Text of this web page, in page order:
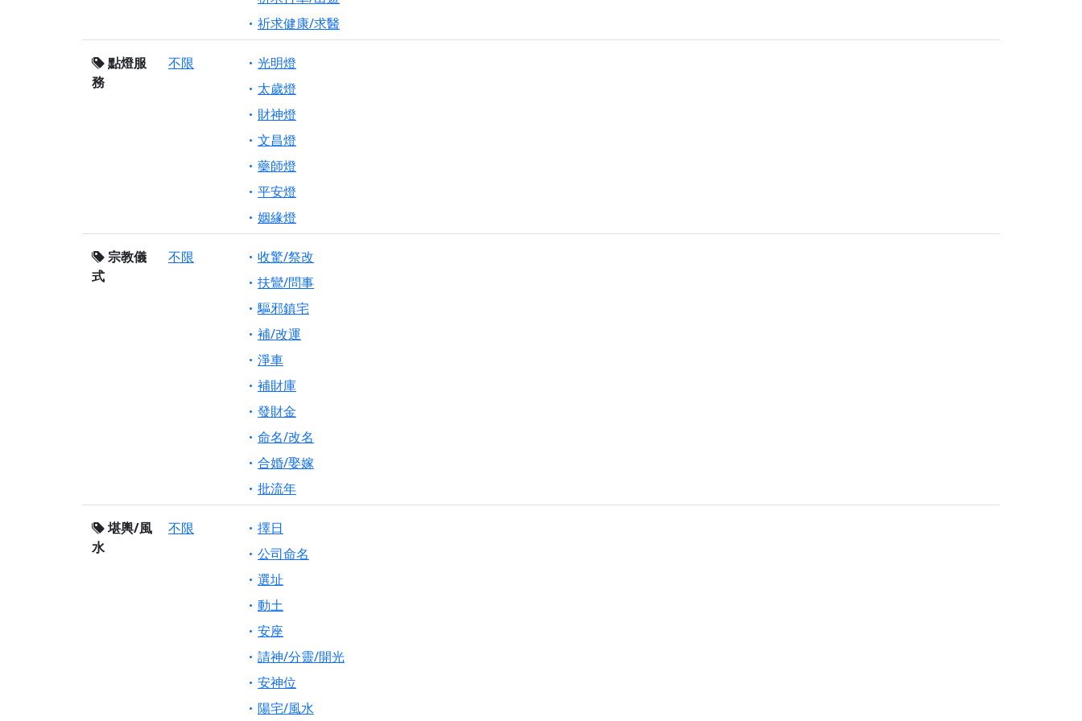
祈求健康/求醫
點燈服
務
不限
光明燈
太歲燈
財神燈
文昌燈
藥師燈
平安燈
姻緣燈
宗教儀
式
不限
收驚/祭改
扶鸞/問事
驅邪鎮宅
補/改運
淨車
補財庫
發財金
命名/改名
合婚/娶嫁
批流年
堪輿/風
水
不限
擇日
公司命名
選址
動土
安座
請神/分靈/開光
安神位
陽宅/風水